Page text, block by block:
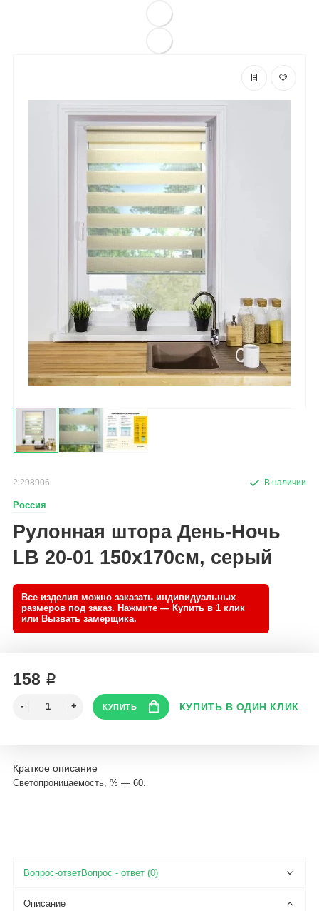
2.298906
Россия
Рулонная штора День-Ночь
LB 20-01 150х170см, серый
158 ₽
Краткое описание
Светопроницаемость, % — 60.
Вопрос - ответ (0)
Описание